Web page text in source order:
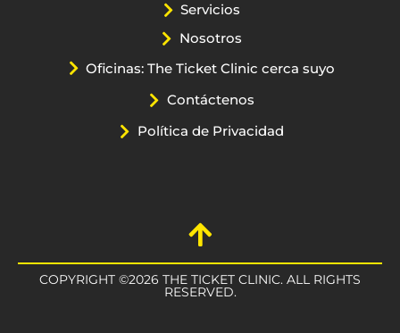
Servicios
Nosotros
Oficinas: The Ticket Clinic cerca suyo
Contáctenos
Política de Privacidad
COPYRIGHT ©2026 THE TICKET CLINIC. ALL RIGHTS
RESERVED.